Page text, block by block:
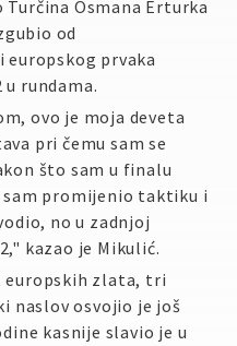
Osmana Erturka
od
prvaka
rundama.
ovo je moja deveta
pri čemu sam se
što sam u finalu
sam promijenio taktiku i
no u zadnjoj
kazao je Mikulić.
europskih zlata, tri
naslov osvojio je još
kasnije slavio je u